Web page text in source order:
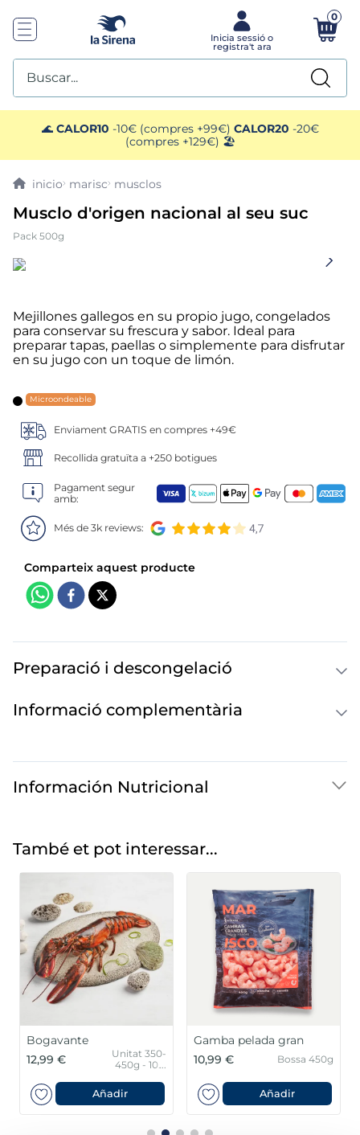
0
Buscar...
🌊 CALOR10 -10€ (compres +99€) CALOR20 -20€
(compres +129€) 🏖️
marisc musclos
Musclo d'origen nacional al seu suc
Pack 500g
Mejillones gallegos en su propio jugo, congelados
para conservar su frescura y sabor. Ideal para
preparar tapas, paellas o simplemente para disfrutar
en su jugo con un toque de limón.
Microondeable
Enviament GRATIS en compres +49€
Recollida gratuïta a +250 botigues
Pagament segur
amb:
Més de 3k reviews:
Preparació i descongelació
Informació complementària
Información Nutricional
També et pot interessar...
Bogavante
12,99 €
Unitat 350-
450g - 10%
protector
Añadir
Gamba pelada gran
10,99 €
Bossa 450g
Añadir
TOP SEARCHES
1. helados sirena
3. patatas
5. verduras
6. croquetas
7. canelones
8. gambon
10. pollo